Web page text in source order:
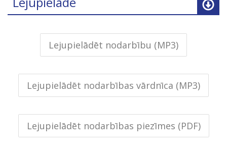
Lejupielādēt nodarbību (MP3)
Lejupielādēt nodarbības vārdnīca (MP3)
Lejupielādēt nodarbības piezīmes (PDF)